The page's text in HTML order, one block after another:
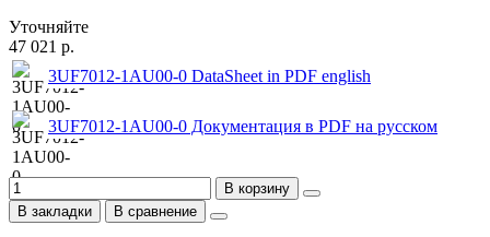
Уточняйте
47 021 р.
3UF7012-1AU00-0 DataSheet in PDF english
3UF7012-1AU00-0 Документация в PDF на русском
В корзину
В закладки
В сравнение